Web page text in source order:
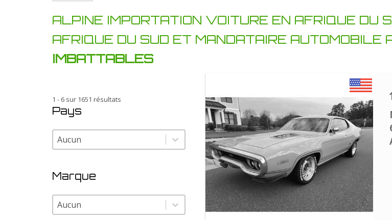
ALPINE IMPORTATION VOITURE EN AFRIQUE DU
AFRIQUE DU SUD ET MANDATAIRE AUTOMOBILE
IMBATTABLES
1 - 6 sur 1651 résultats
Pays
Pays
Pays
Marque
Marque
Marque